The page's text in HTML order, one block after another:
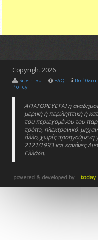
Copyright2026
Site map | FAQ | Βοήθεια
Policy
ΑΠΑΓΟΡΕΥΕΤΑΙ η
μερική ή περιληπτική ή
του περιεχομένου του
τρόπο, ηλεκτρονικό,
άλλο, χωρίς προηγούμενη
2121/1993 και κανόνες
Ελλάδα.